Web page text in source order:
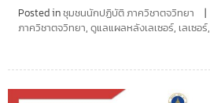
Posted inชุมชนนักปฏิบัติ ภาควิชาตจวิทยา
ภาควิชาตจวิทยา, ดูแลแผลหลังเลเซอร์, เลเซอร์,